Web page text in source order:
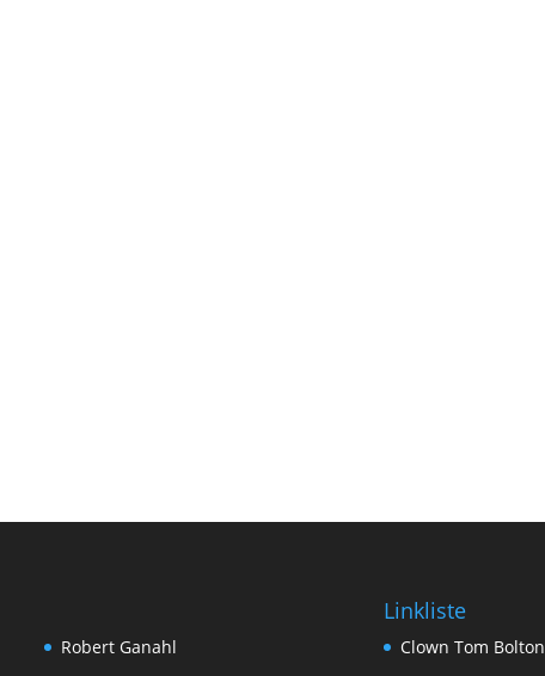
Robert Ganahl
Linkliste
Clown Tom Bolton